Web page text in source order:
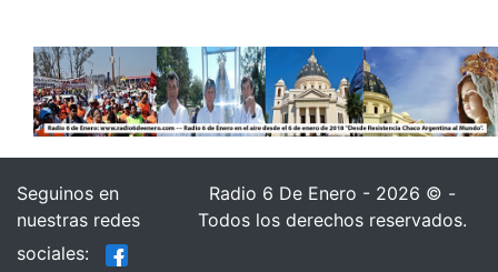
Seguinos en
nuestras redes
sociales:
Radio 6 De Enero - 2026 © -
Todos los derechos reservados.